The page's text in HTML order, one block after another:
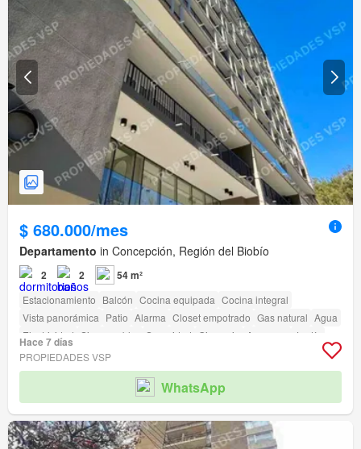
$ 680.000/mes
Departamento in Concepción, Región del Biobío
2 2 54 m²
Estacionamiento Balcón Cocina equipada Cocina integral
Vista panorámica Patio Alarma Closet empotrado Gas natural Agua
Electricidad Sin amueblar Seguridad Gimnasio Ascensor
Jardín
Conserje Parilla Acceso para personas con discapacidad
Hace 7 días
PROPIEDADES VSP
WhatsApp